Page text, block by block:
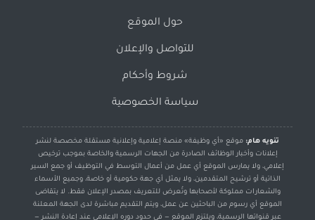
حول الموقع
للتواصل والإعلان
شروط وأحكام
سياسة الخصوصية
تنويه هام: موقع «أي وظيفة» منصة إعلامية وإعلانية مستقلة مخصصة لنشر
إعلانات وأخبار الوظائف الصادرة من الجهات الرسمية والخاصة بموجب ترخيص
إعلامي، ولا يمارس الموقع أي عمل من أعمال التوسط في التوظيف أو جمع السير
الذاتية أو ترشيح المتقدمين، ولا يمثل أي جهة حكومية أو خاصة، وجميع الأسماء
والشعارات مملوكة لأصحابها وتُعرض للتعريف بمصدر الإعلان فقط. لا يتقاضى
الموقع أي رسوم من الباحثين عن عمل، ويتم التقديم مباشرة لدى الجهة المعلنة
عبر قنواتها الرسمية، ويلتزم الموقع — في حدود دوره الإعلامي عند إعادة النشر —